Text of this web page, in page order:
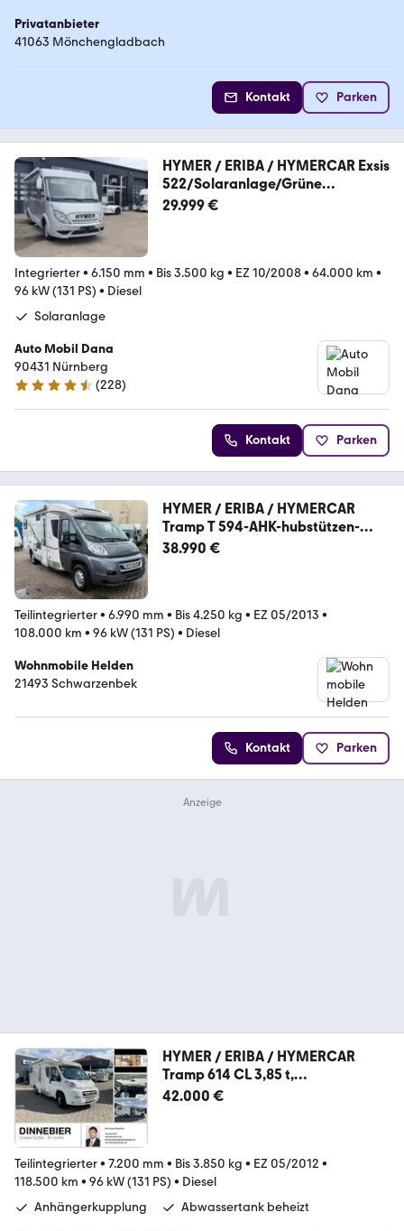
Privatanbieter
41063 Mönchengladbach
Kontakt Parken
HYMER / ERIBA / HYMERCAR Exsis
522/Solaranlage/Grüne
Plakette/Festbett
29.999 €
Integrierter• 6.150 mm • Bis 3.500 kg • EZ 10/2008• 64.000 km •
96 kW (131 PS) • Diesel
Solaranlage
Auto Mobil Dana
90431 Nürnberg
4.7 Sterne
(228)
Kontakt Parken
HYMER / ERIBA / HYMERCAR
Tramp T 594-AHK-hubstützen-
Auto Sat-Tv-
38.990 €
Teilintegrierter• 6.990 mm • Bis 4.250 kg • EZ 05/2013 •
108.000 km • 96 kW (131 PS) • Diesel
Wohnmobile Helden
21493 Schwarzenbek
Kontakt Parken
HYMER / ERIBA / HYMERCAR
Tramp 614 CL 3,85 t,
Zusatzluftfeder, Markise
42.000 €
Teilintegrierter• 7.200 mm • Bis 3.850 kg • EZ 05/2012 •
118.500 km • 96 kW (131 PS) • Diesel
Anhängerkupplung
Abwassertank beheizt